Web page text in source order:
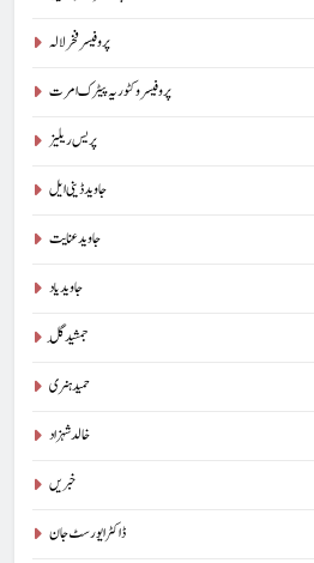
پروفیسر فخر لالہ
پروفیسر وکٹوریہ پیٹرک امرت
پریس ریلیز
جاوید ڈینی ایل
جاوید عنایت
جاوید یاد
جمشید گِل
حمید ہنری
خالد شہزاد
خبریں
ڈاکٹر ایورسٹ جان